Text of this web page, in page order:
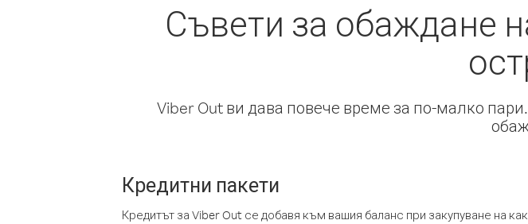
Съвети за обаждане
Viber Out ви дава повече време за по-малко
Кредитни пакети
Кредитът за Viber Out се добавя към вашия баланс при закупуване на